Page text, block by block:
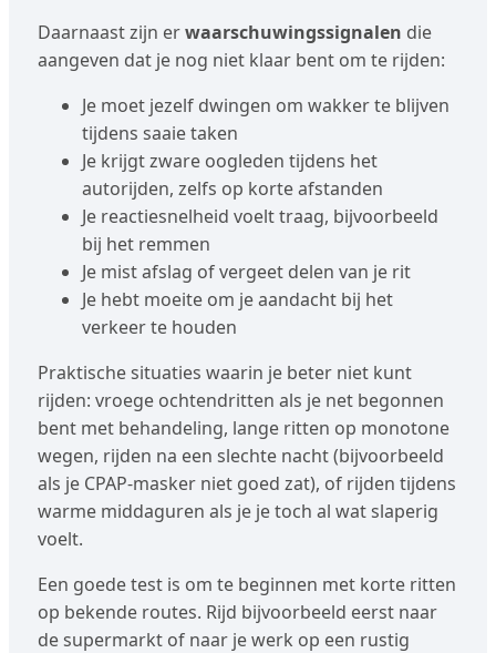
Daarnaast zijn erwaarschuwingssignalen die
aangeven dat je nog niet klaar bent om te rijden:
Je moet jezelf dwingen om wakker te blijven
tijdens saaie taken
Je krijgt zware oogleden tijdens het
autorijden, zelfs op korte afstanden
Je reactiesnelheid voelt traag, bijvoorbeeld
bij het remmen
Je mist afslag of vergeet delen van je rit
Je hebt moeite om je aandacht bij het
verkeer te houden
Praktische situaties waarin je beter niet kunt
rijden: vroege ochtendritten als je net begonnen
bent met behandeling, lange ritten op monotone
wegen, rijden na een slechte nacht (bijvoorbeeld
als je CPAP-masker niet goed zat), of rijden tijdens
warme middaguren als je je toch al wat slaperig
voelt.
Een goede test is om te beginnen met korte ritten
op bekende routes. Rijd bijvoorbeeld eerst naar
de supermarkt of naar je werk op een rustig